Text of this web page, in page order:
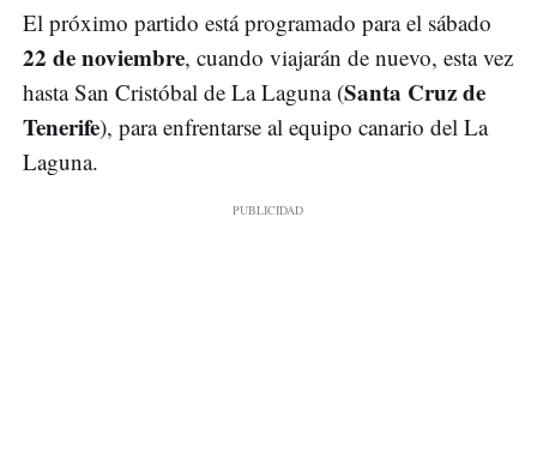
El próximo partido está programado para el sábado
22 de noviembre, cuando viajarán de nuevo, esta vez
hasta San Cristóbal de La Laguna (Santa Cruz de
Tenerife), para enfrentarse al equipo canario del La
Laguna.